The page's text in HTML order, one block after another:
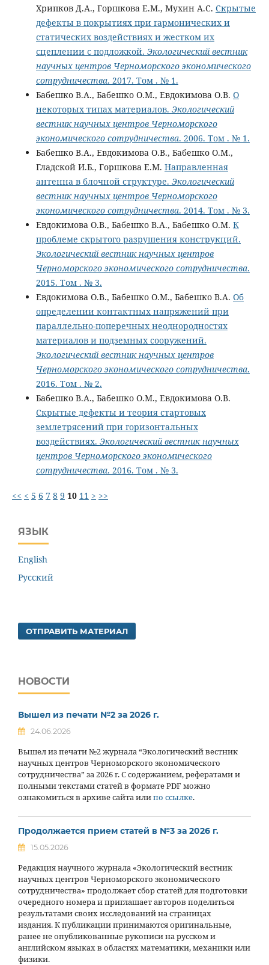
Хрипков Д.А., Горшкова Е.М., Мухин А.С. Скрытые
дефекты в покрытиях при гармонических и
статических воздействиях и жестком их
сцеплении с подложкой. Экологический вестник
научных центров Черноморского экономического
сотрудничества. 2017. Том . № 1.
Бабешко В.А., Бабешко О.М., Евдокимова О.В. О
некоторых типах материалов. Экологический
вестник научных центров Черноморского
экономического сотрудничества. 2006. Том . № 1.
Бабешко В.А., Евдокимова О.В., Бабешко О.М.,
Гладской И.Б., Горшкова Е.М. Направленная
антенна в блочной структуре. Экологический
вестник научных центров Черноморского
экономического сотрудничества. 2014. Том . № 3.
Евдокимова О.В., Бабешко В.А., Бабешко О.М. К
проблеме скрытого разрушения конструкций.
Экологический вестник научных центров
Черноморского экономического сотрудничества.
2015. Том . № 3.
Евдокимова О.В., Бабешко О.М., Бабешко В.А. Об
определении контактных напряжений при
параллельно-поперечных неоднородностях
материалов и подземных сооружений.
Экологический вестник научных центров
Черноморского экономического сотрудничества.
2016. Том . № 2.
Бабешко В.А., Бабешко О.М., Евдокимова О.В.
Скрытые дефекты и теория стартовых
землетрясений при горизонтальных
воздействиях. Экологический вестник научных
центров Черноморского экономического
сотрудничества. 2016. Том . № 3.
<< < 5 6 7 8 9 10 11 > >>
ЯЗЫК
English
Русский
ОТПРАВИТЬ МАТЕРИАЛ
НОВОСТИ
Вышел из печати №2 за 2026 г.
24.06.2026
Вышел из печати №2 журнала “Экологический вестник
научных центров Черноморского экономического
сотрудничества” за 2026 г. С содержанием, рефератами и
полными текстами статей в формате PDF можно
ознакомиться в архиве сайта илипо ссылке.
Продолжается прием статей в №3 за 2026 г.
15.05.2026
Редакция научного журнала «Экологический вестник
научных центров Черноморского экономического
сотрудничества» продолжает сбор статей для подготовки
очередного номера и приглашает авторов поделиться
результатами своих исследований на страницах
издания. К публикации принимаются оригинальные,
ранее не опубликованные рукописи на русском и
английском языках в областях математики, механики или
физики.